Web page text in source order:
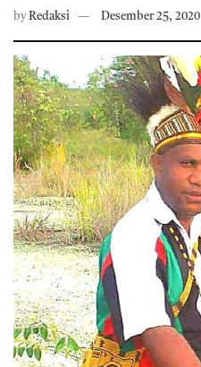
by Redaksi Desember 25, 2020